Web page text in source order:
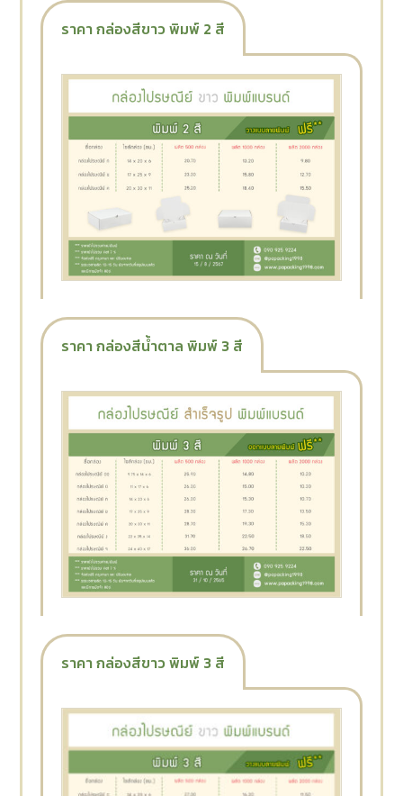
ราคา กล่องสีขาว พิมพ์ 2 สี
ราคา กล่องสีน้ำตาล พิมพ์ 3 สี
ราคา กล่องสีขาว พิมพ์ 3 สี